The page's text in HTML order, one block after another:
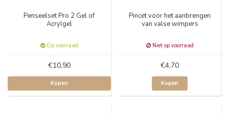
Penseelset Pro 2 Gel of
Acrylgel
Op voorraad
€10,90
Kopen
Pincet voor het aanbrengen
van valse wimpers
Niet op voorraad
€4,70
Kopen